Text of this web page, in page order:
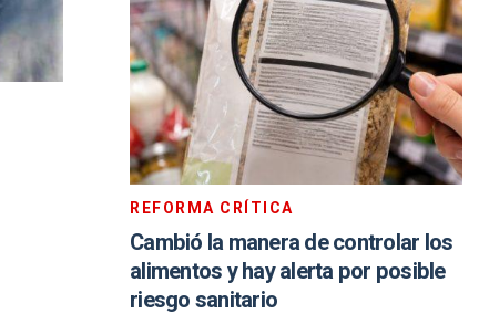
REFORMA CRÍTICA
Cambió la manera de controlar los
alimentos y hay alerta por posible
riesgo sanitario